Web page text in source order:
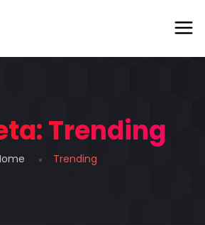
Trending
Trending